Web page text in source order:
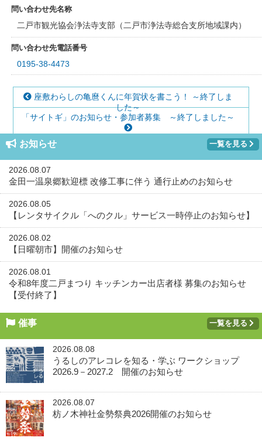
問い合わせ先名称
二戸市観光協会浄法寺支部（二戸市浄法寺総合支所地域課内）
問い合わせ先電話番号
0195-38-4473
座敷わらしの亀麿くんに年賀状を書こう！ ～終了しま
した～
「サイトギ」のお知らせ・参加者募集 ～終了しました～
お知らせ 一覧を見る
2026.08.07
金田一温泉郷歓迎標 改修工事に伴う 通行止めのお知らせ
2026.08.05
【レンタサイクル「へのクル」サービス一時停止のお知らせ】
2026.08.02
【日曜朝市】開催のお知らせ
2026.08.01
令和8年度二戸まつり キッチンカー出店者様 募集のお知らせ
【受付終了】
催事 一覧を見る
2026.08.08
うるしのアレコレを知る・学ぶ ワークショップ
2026.9－2027.2 開催のお知らせ
2026.08.07
枋ノ木神社金勢祭典2026開催のお知らせ